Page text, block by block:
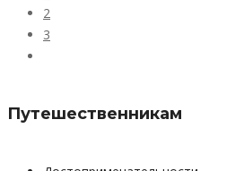
2
3
Путешественникам